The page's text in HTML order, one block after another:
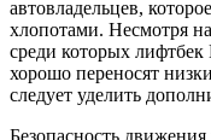
автовладельцев,
хлопотами. Несмотря
среди которых
хорошо переносят
следует уделить
Безопасность